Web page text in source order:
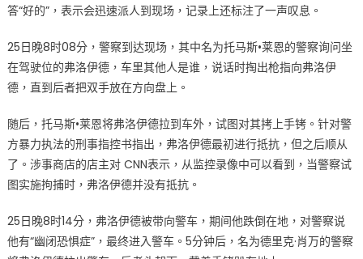
答“好的”，表示会迅速派人到现场，记录上还标注了一声叹息。
25日晚8时08分，警察到达现场，其中名为托马斯•莱恩的警察询问坐
在驾驶位的弗洛伊德，车里其他人是谁，说话时掏出枪指向弗洛伊
德，直到后者把双手放在方向盘上。
随后，托马斯•莱恩将弗洛伊德拉到车外，试图对其拷上手铐。针对警
方暴力执法的刑事指控书指出，弗洛伊德最初进行抵抗，但之后顺从
了。涉事商店的店主对 CNN表示，从监控录像中可以看到，当警察试
图实施拘捕时，弗洛伊德并没有抵抗。
25日晚8时14分，弗洛伊德被带向警车，期间他跌倒在地，对警察说
他有“幽闭恐惧症”，最终进入警车。5分钟后，名为德里克·肖万的警察